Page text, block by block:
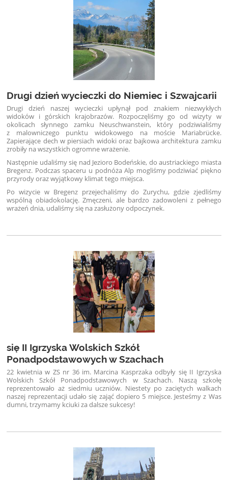
Drugi dzień wycieczki do Niemiec i Szwajcarii
Drugi dzień naszej wycieczki upłynął pod znakiem niezwykłych
widoków i górskich krajobrazów. Rozpoczęliśmy go od wizyty w
okolicach słynnego zamku Neuschwanstein, który podziwialiśmy
z malowniczego punktu widokowego na moście Mariabrücke.
Zapierające dech w piersiach widoki oraz bajkowa architektura zamku
zrobiły na wszystkich ogromne wrażenie.
Następnie udaliśmy się nad Jezioro Bodeńskie, do austriackiego miasta
Bregenz. Podczas spaceru u podnóża Alp mogliśmy podziwiać piękno
przyrody oraz wyjątkowy klimat tego miejsca.
Po wizycie w Bregenz przejechaliśmy do Zurychu, gdzie zjedliśmy
wspólną obiadokolację. Zmęczeni, ale bardzo zadowoleni z pełnego
wrażeń dnia, udaliśmy się na zasłużony odpoczynek.
się II Igrzyska Wolskich Szkół
Ponadpodstawowych w Szachach
22 kwietnia w ZS nr 36 im. Marcina Kasprzaka odbyły się II Igrzyska
Wolskich Szkół Ponadpodstawowych w Szachach. Naszą szkołę
reprezentowało aż siedmiu uczniów. Niestety po zaciętych walkach
naszej reprezentacji udało się zająć dopiero 5 miejsce. Jesteśmy z Was
dumni, trzymamy kciuki za dalsze sukcesy!